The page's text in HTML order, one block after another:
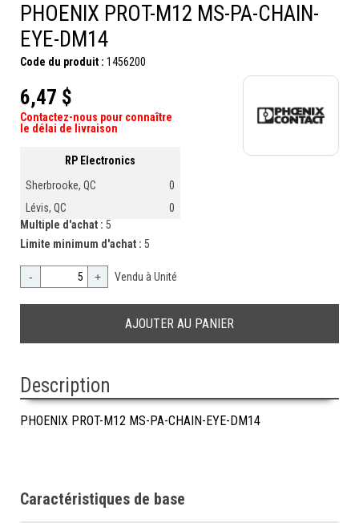
PHOENIX PROT-M12 MS-PA-CHAIN-
EYE-DM14
Code du produit : 1456200
6,47 $
Contactez-nous pour connaître
le délai de livraison
RP Electronics
Sherbrooke, QC
0
Lévis, QC
0
Multiple d'achat : 5
Limite minimum d'achat : 5
- + Vendu à Unité
Description
PHOENIX PROT-M12 MS-PA-CHAIN-EYE-DM14
Caractéristiques de base